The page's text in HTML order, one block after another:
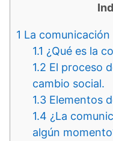
1 La comunicación
1.1 ¿Qué es la
1.2 El proceso
cambio social.
1.3 Elementos
1.4 ¿La
algún